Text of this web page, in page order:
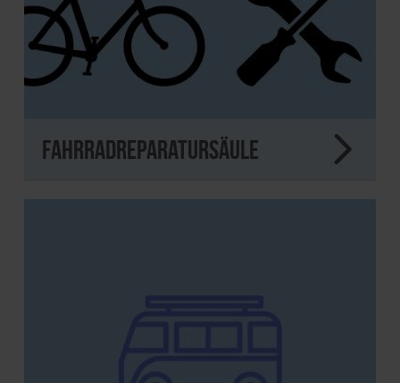
Fahrradreparatursäule